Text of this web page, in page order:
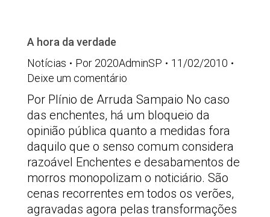
A hora da verdade
Notícias
Por 2020AdminSP
11/02/2010
Deixe um comentário
Por Plínio de Arruda Sampaio No caso
das enchentes, há um bloqueio da
opinião pública quanto a medidas fora
daquilo que o senso comum considera
razoável Enchentes e desabamentos de
morros monopolizam o noticiário. São
cenas recorrentes em todos os verões,
agravadas agora pelas transformações